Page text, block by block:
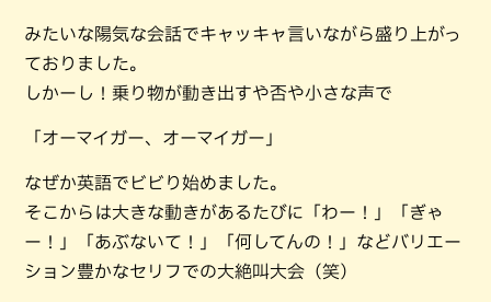
みたいな陽気な会話でキャッキャ言いながら盛り上がっ
ておりました。
しかーし！乗り物が動き出すや否や小さな声で
「オーマイガー、オーマイガー」
なぜか英語でビビり始めました。
そこからは大きな動きがあるたびに「わー！」「ぎゃ
ー！」「あぶないて！」「何してんの！」などバリエー
ション豊かなセリフでの大絶叫大会（笑）